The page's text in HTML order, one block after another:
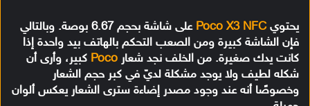
يحتويPoco X3 NFC
على شاشة بحجم 6.67 بوصة. وبالتالي
فإن الشاشة كبيرة ومن الصعب التحكم بالهاتف بيد واحدة إذا
كانت يدك صغيرة. من الخلف نجد شعار Poco كبير، وأرى أن
شكله لطيف ولا يوجد مشكلة لديّ في كبر حجم الشعار
وخصوصًا أنه عند وجود مصدر إضاءة سترى الشعار يعكس ألوان